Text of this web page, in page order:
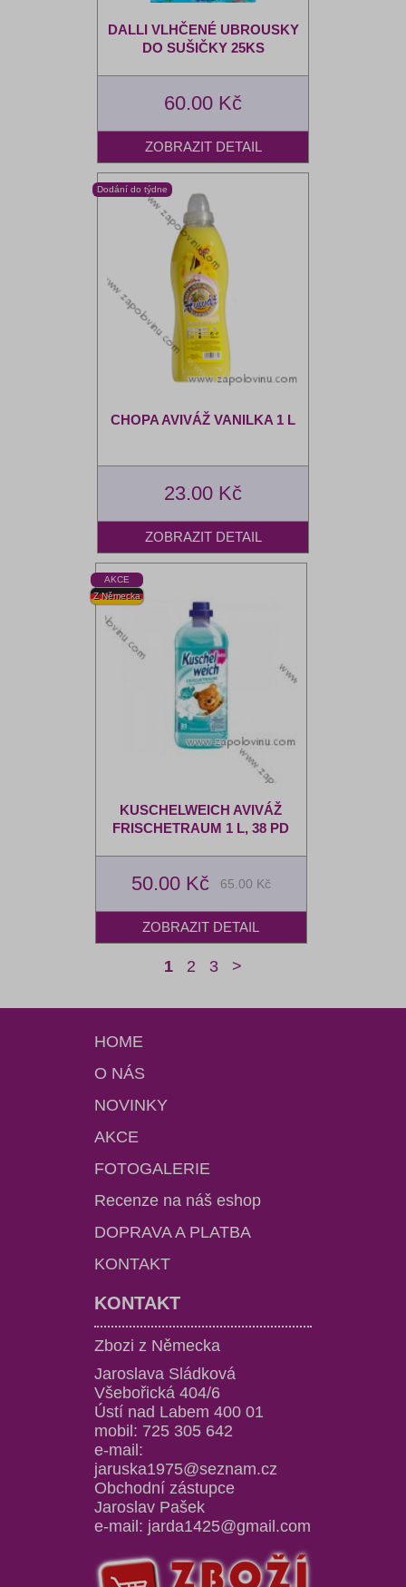
DALLI VLHČENÉ UBROUSKY
DO SUŠIČKY 25KS
60.00 Kč
CHOPA AVIVÁŽ VANILKA 1 L
23.00 Kč
KUSCHELWEICH AVIVÁŽ
FRISCHETRAUM 1 L, 38 PD
50.00 Kč 65.00 Kč
1 2 3 >
HOME
O NÁS
NOVINKY
AKCE
FOTOGALERIE
Recenze na náš eshop
DOPRAVA A PLATBA
KONTAKT
KONTAKT
Zbozi z Německa
Jaroslava Sládková
Všebořická 404/6
Ústí nad Labem 400 01
mobil: 725 305 642
e-mail:
jaruska1975@seznam.cz
Obchodní zástupce
Jaroslav Pašek
e-mail: jarda1425@gmail.com